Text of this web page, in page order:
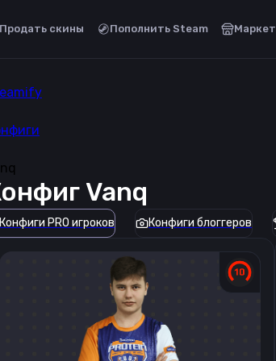
Продать скины Пополнить Steam Маркет
Vanq
Конфиги PRO игроков Конфиги блоггеров